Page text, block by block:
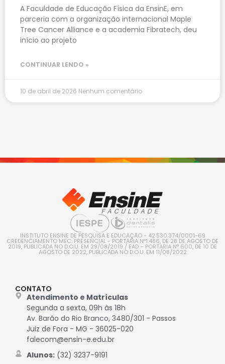
A Faculdade de Educação Física da EnsinE, em
parceria com a organização internacional Maple
Tree Cancer Alliance e a academia Fibratech, deu
início ao projeto
CONTINUAR LENDO »
10 de abril de 2026 Nenhum comentário
INSTITUTO ENSINE DE PESQUISA E EDUCAÇÃO - 42.530.374/0001-69
CREDENCIAMENTO MEC: PRESENCIAL - PORTARIA Nº1.486, DE 28 DE AGOSTO DE
2019, PUBLICADA NO D.O.U. EM 29/08/2019 / EAD – PORTARIA Nº 600, DE 10 DE
AGOSTO DE 2022, PUBLICADA NO D.O.U. EM 11/08/2022
CONTATO
Atendimento e Matrículas
Segunda a sexta, 09h às 18h
Av. Barão do Rio Branco, 3480/301 - Passos
Juiz de Fora - MG - 36025-020
falecom@ensin-e.edu.br
Alunos:(32) 3237-9191